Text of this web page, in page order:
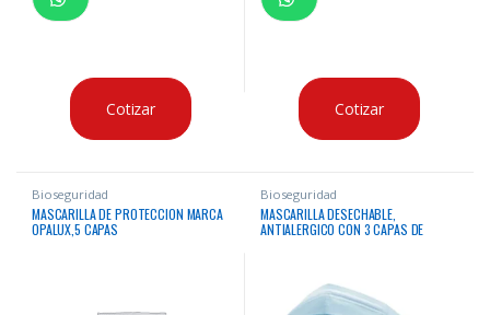
Cotizar Cotizar
Bioseguridad
MASCARILLA DE PROTECCION MARCA
OPALUX,5 CAPAS
Bioseguridad
MASCARILLA DESECHABLE,
ANTIALERGICO CON 3 CAPAS DE